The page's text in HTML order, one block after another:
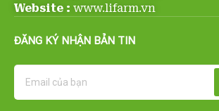
Website : www.lifarm.vn
ĐĂNG KÝ NHẬN BẢN TIN